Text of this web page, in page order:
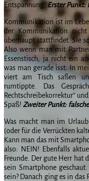
Entspannung. Erster Punkt:
Kommunikation ist im
der Kommunikation
überhaupt stattfindet. Sie
Also wenn man mit
Essenstisch, ja nicht ein
was man gerade isst. In
viert am Tisch saßen
rumtippte. Das
Rechtschreibekorrektur”
Spaß! Zweiter Punkt:
Was macht man im
(oder für die Verrückten
Kann man das mit
also: NEIN! Ebenfalls
Freunde. Der gute Herr hat
sein Smartphone
sein? Danach ging es in